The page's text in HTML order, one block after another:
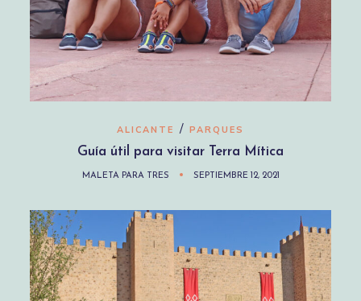
ALICANTE / PARQUES
Guía útil para visitar Terra Mítica
MALETA PARA TRES SEPTIEMBRE 12, 2021